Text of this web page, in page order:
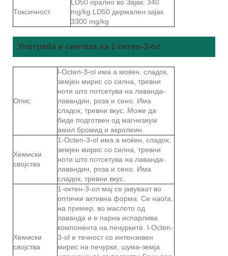
Токсичност
LD50 орално во Зајак: 340
mg/kg LD50 дермален зајак
3300 mg/kg
Употреба и синтеза на 1-октен-3-ол
Опис
l-Octen-3-ol има a моќен, сладок,
земјен мирис со силна, тревни
ноти што потсетува на лаванда-
лавандин, роза и сено. Има
сладок, тревни вкус. Може да
биде подготвен од магнезиум
амил бромид и акролеин.
Хемиски
својства
1-Octen-3-ol има a моќен, сладок,
земјен мирис со силна, тревни
ноти што потсетува на лаванда-
лавандин, роза и сено. Има
сладок, тревни вкус.
Хемиски
својства
1-октен-3-ол мај се јавуваат во
оптички активна форма. Се наоѓа,
на пример, во маслото од
лаванда и е парна испарлива
компонента на печурките. l-Octen-
3-ol е течност со интензивен
мирис на печурки, шума-земја